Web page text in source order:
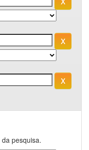
pesquisa.